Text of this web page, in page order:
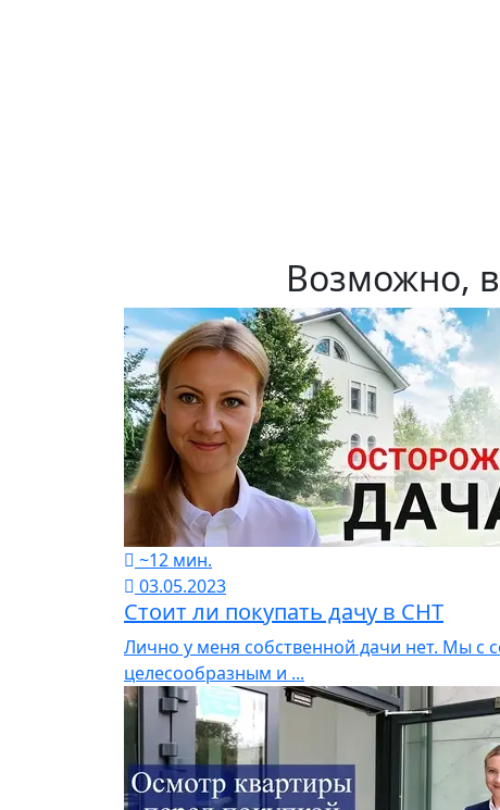
Возможно,
~12 мин.
03.05.2023
Стоит ли покупать дачу в СНТ
Лично у меня собственной дачи нет. Мы с
целесообразным и ...